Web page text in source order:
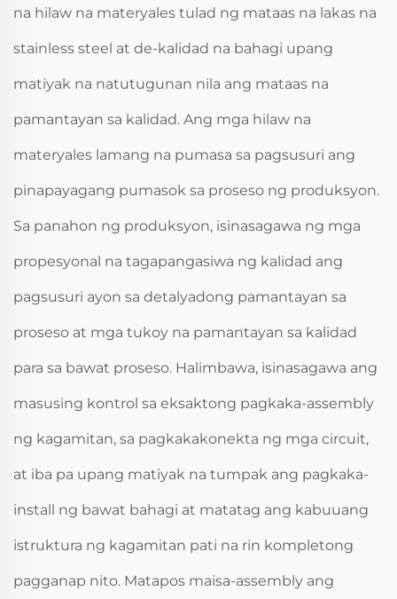
na hilaw na materyales tulad ng mataas na lakas na
stainless steel at de-kalidad na bahagi upang
matiyak na natutugunan nila ang mataas na
pamantayan sa kalidad. Ang mga hilaw na
materyales lamang na pumasa sa pagsusuri ang
pinapayagang pumasok sa proseso ng produksyon.
Sa panahon ng produksyon, isinasagawa ng mga
propesyonal na tagapangasiwa ng kalidad ang
pagsusuri ayon sa detalyadong pamantayan sa
proseso at mga tukoy na pamantayan sa kalidad
para sa bawat proseso. Halimbawa, isinasagawa ang
masusing kontrol sa eksaktong pagkaka-assembly
ng kagamitan, sa pagkakakonekta ng mga circuit,
at iba pa upang matiyak na tumpak ang pagkaka-
install ng bawat bahagi at matatag ang kabuuang
istruktura ng kagamitan pati na rin kompletong
pagganap nito. Matapos maisa-assembly ang